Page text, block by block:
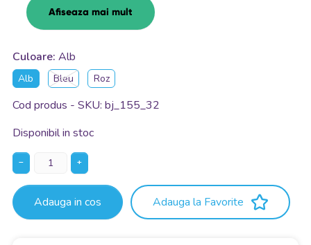
Afiseaza mai mult
Culoare: Alb
Alb Bleu Roz
Cod produs - SKU bj_155_32
Disponibil in stoc
− +
Adauga in cos Adauga la Favorite